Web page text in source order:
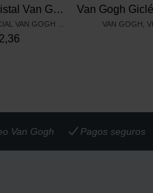
Adorno de cristal Van Gogh, Ciruelo
VAN GOGH,
Van Gogh Pagos seguros